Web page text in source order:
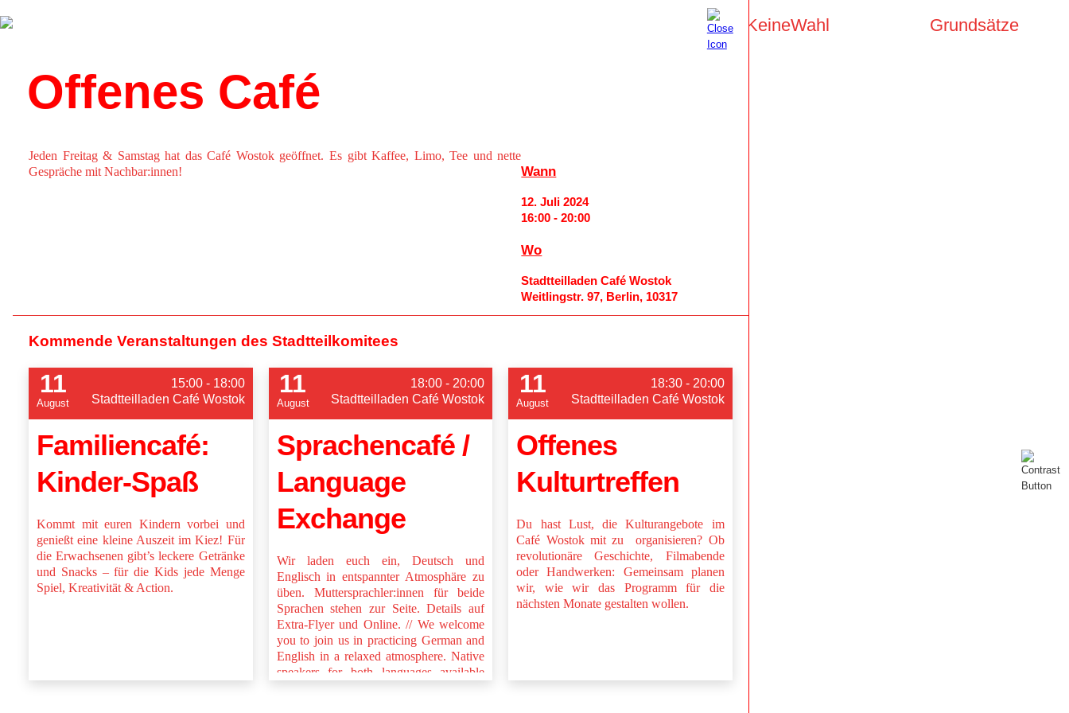
KeineWahl Grundsätze
Offenes Café
Jeden Freitag & Samstag hat das Café Wostok geöffnet. Es gibt Kaffee, Limo, Tee und nette
Gespräche mit Nachbar:innen!
Wann
12. Juli 2024
16:00 - 20:00
Wo
Stadtteilladen Café Wostok
Weitlingstr. 97, Berlin, 10317
Kommende Veranstaltungen des Stadtteilkomitees
11
August
15:00 - 18:00
Stadtteilladen Café Wostok
Familiencafé:
Kinder-Spaß
Kommt mit euren Kindern vorbei und
genießt eine kleine Auszeit im Kiez! Für
die Erwachsenen gibt’s leckere Getränke
und Snacks – für die Kids jede Menge
Spiel, Kreativität & Action.
11
August
18:00 - 20:00
Stadtteilladen Café Wostok
Sprachencafé /
Language
Exchange
Wir laden euch ein, Deutsch und
Englisch in entspannter Atmosphäre zu
üben. Muttersprachler:innen für beide
Sprachen stehen zur Seite. Details auf
Extra-Flyer und Online. // We welcome
you to join us in practicing German and
English in a relaxed atmosphere. Native
speakers for both languages available
11
August
18:30 - 20:00
Stadtteilladen Café Wostok
Offenes
Kulturtreffen
Du hast Lust, die Kulturangebote im
Café Wostok mit zu organisieren? Ob
revolutionäre Geschichte, Filmabende
oder Handwerken: Gemeinsam planen
wir, wie wir das Programm für die
nächsten Monate gestalten wollen.